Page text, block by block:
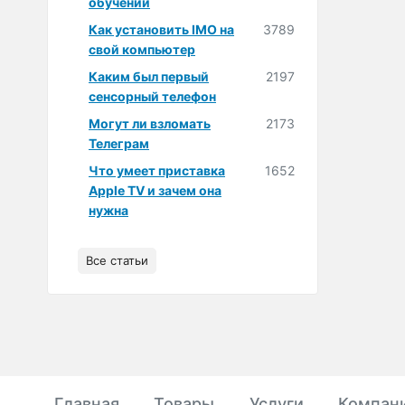
Как установить IMO на
свой компьютер
3789
Каким был первый
сенсорный телефон
2197
Могут ли взломать
Телеграм
2173
Что умеет приставка
Apple TV и зачем она
нужна
1652
Все статьи